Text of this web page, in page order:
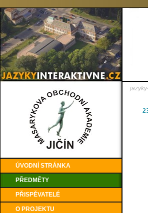
ÚVODNÍ STRÁNKA
PŘEDMĚTY
PŘISPĚVATELÉ
O PROJEKTU